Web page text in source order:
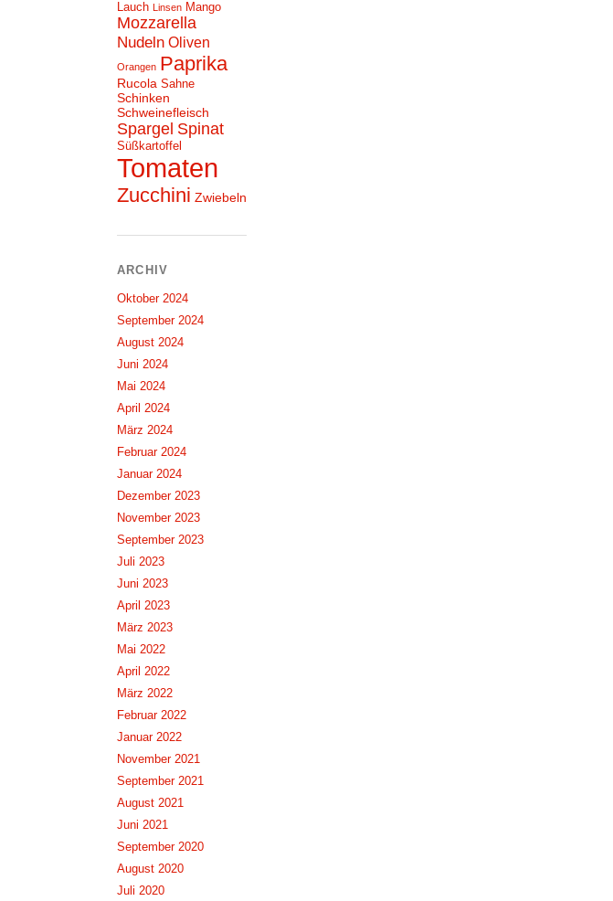
Lauch Linsen Mango
Mozzarella
Nudeln Oliven
Orangen Paprika
Rucola Sahne
Schinken
Schweinefleisch
Spargel Spinat
Süßkartoffel
Tomaten
Zucchini Zwiebeln
ARCHIV
Oktober 2024
September 2024
August 2024
Juni 2024
Mai 2024
April 2024
März 2024
Februar 2024
Januar 2024
Dezember 2023
November 2023
September 2023
Juli 2023
Juni 2023
April 2023
März 2023
Mai 2022
April 2022
März 2022
Februar 2022
Januar 2022
November 2021
September 2021
August 2021
Juni 2021
September 2020
August 2020
Juli 2020